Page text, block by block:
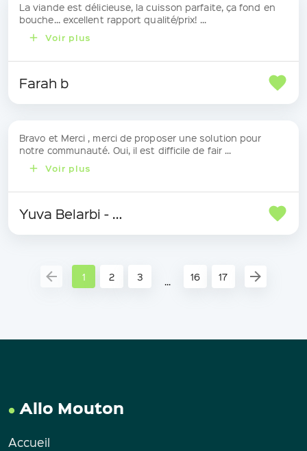
La viande est délicieuse, la cuisson parfaite, ça fond en
bouche... excellent rapport qualité/prix! ...
Voir plus
Farah b
Bravo et Merci , merci de proposer une solution pour
notre communauté. Oui, il est difficile de fair ...
Voir plus
Yuva Belarbi - Don
1 2 3 16 17
Allo Mouton
Accueil